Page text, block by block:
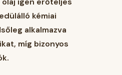
kémiai
alkalmazva
míg bizonyos